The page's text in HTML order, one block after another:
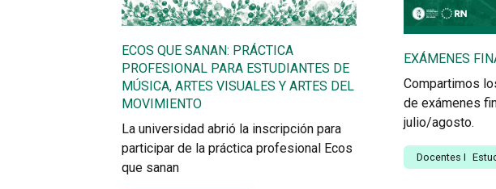
ECOS QUE SANAN: PRÁCTICA
PROFESIONAL PARA ESTUDIANTES DE
MÚSICA, ARTES VISUALES Y ARTES DEL
MOVIMIENTO
La universidad abrió la inscripción para
participar de la práctica profesional Ecos
que sanan
EXÁMENES
Compartimos
de exámenes
julio/agosto.
Docentes I